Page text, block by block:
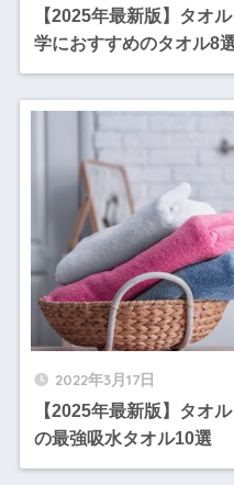
【2025年最新版】タオ
学におすすめのタオル8
2022年3月17日
【2025年最新版】タオ
の最強吸水タオル10選